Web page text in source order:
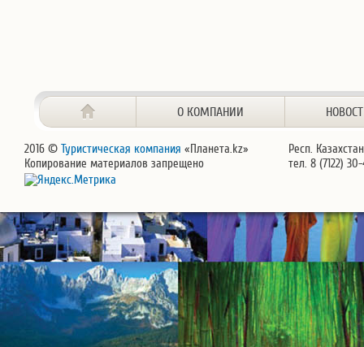
О КОМПАНИИ
2016 © Туристическая компания «Планета.kz»
Копирование материалов запрещено
Респ.
тел. 8 (7122)